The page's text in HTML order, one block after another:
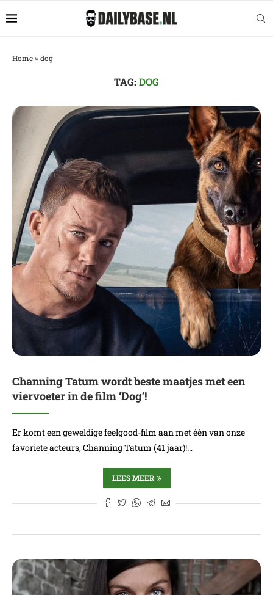
Home» dog
TAG: DOG
Channing Tatum wordt beste maatjes met een
viervoeter in de film ‘Dog’!
Er komt een geweldige feelgood-film aan met één van onze
favoriete acteurs, Channing Tatum (41 jaar)!…
LEES MEER